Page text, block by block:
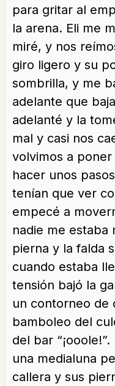
para gritar al
la arena. Eli me
miré, y nos
giro ligero y su
sombrilla, y me
adelante que
adelanté y la
mal y casi nos
volvimos a
hacer unos
tenían que ver
empecé a
nadie me estaba
pierna y la falda
cuando estaba
tensión bajó la
un contorneo de
bamboleo del
del bar
una medialuna
callera y sus